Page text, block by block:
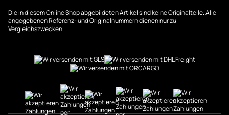
Die in diesem Online Shop abgebildeten Artikel sind keine Originalteile. Alle
angegebenen Referenz- und Originalnummern dienen nur zu
Vergleichszwecken.